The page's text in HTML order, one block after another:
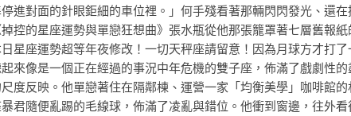
進對面的針眼鉅細的車位裡。」何手殘看著那輛閃閃發光、還
控的星座運勢與單戀狂想曲》張水瓶從他那張籠罩著七層舊報
星座運勢超等年夜修改！一切天秤座請留意！因為月球方才打
來像是一個正在經過的事況中年危機的雙子座，佈滿了戲劇性
度反映。他單戀著住在隔鄰棟、運營一家「均衡美學」咖啡館
君隨便亂踢的毛線球，佈滿了凌亂與錯位。他衝到窗邊，往外